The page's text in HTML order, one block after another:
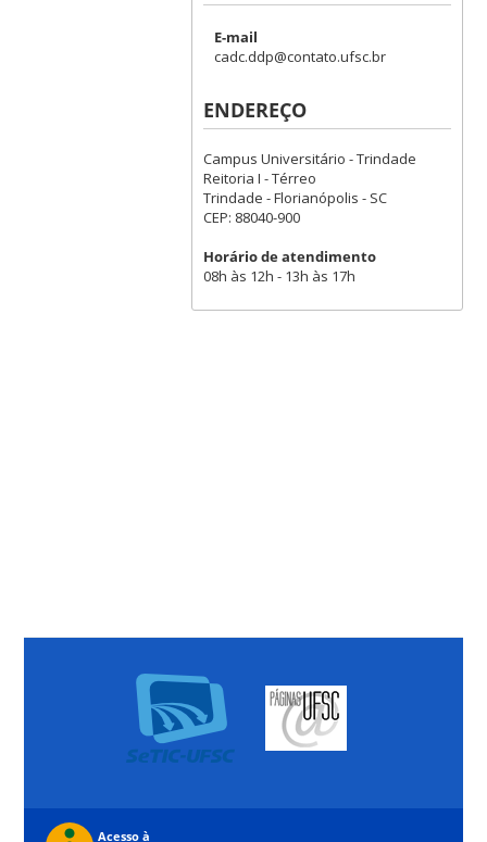
E-mail
cadc.ddp@contato.ufsc.br
ENDEREÇO
Campus Universitário - Trindade
Reitoria I - Térreo
Trindade - Florianópolis - SC
CEP: 88040-900
Horário de atendimento
08h às 12h - 13h às 17h